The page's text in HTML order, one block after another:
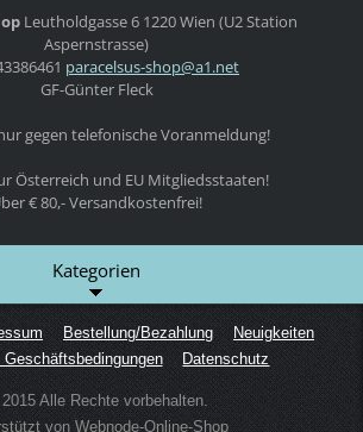
Leutholdgasse 6 1220 Wien (U2 Station
Aspernstrasse)
paracelsus-shop@a1.net
GF-Günter Fleck
gegen telefonische Voranmeldung!
Österreich und EU Mitgliedsstaaten!
€ 80,- Versandkostenfrei!
Kategorien
Bestellung/Bezahlung
Neuigkeiten
Datenschutz
Alle Rechte vorbehalten.
von Webnode-Online-Shop